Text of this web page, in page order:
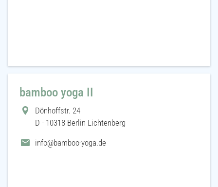
bamboo yoga II
Dönhoffstr. 24
D - 10318 Berlin Lichtenberg
info@bamboo-yoga.de